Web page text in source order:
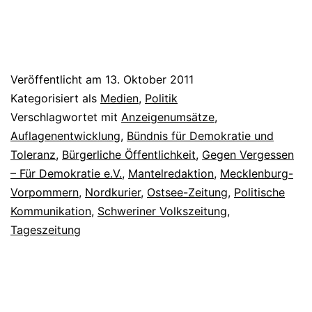
Veröffentlicht am 13. Oktober 2011
Kategorisiert als Medien, Politik
Verschlagwortet mit Anzeigenumsätze,
Auflagenentwicklung, Bündnis für Demokratie und
Toleranz, Bürgerliche Öffentlichkeit, Gegen Vergessen
– Für Demokratie e.V., Mantelredaktion, Mecklenburg-
Vorpommern, Nordkurier, Ostsee-Zeitung, Politische
Kommunikation, Schweriner Volkszeitung,
Tageszeitung